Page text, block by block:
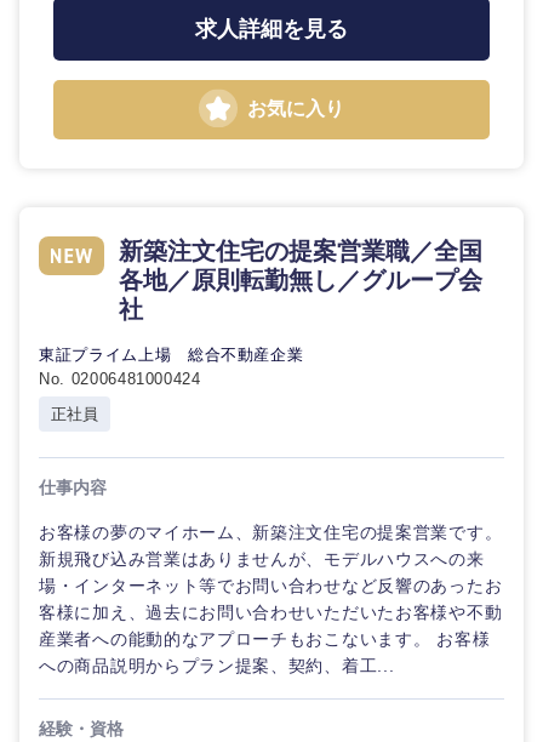
求人詳細を見る
お気に入り
新築注文住宅の提案営業職／全国
各地／原則転勤無し／グループ会
社
東証プライム上場 総合不動産企業
No. 02006481000424
正社員
仕事内容
お客様の夢のマイホーム、新築注文住宅の提案営業です。
新規飛び込み営業はありませんが、モデルハウスへの来
場・インターネット等でお問い合わせなど反響のあったお
客様に加え、過去にお問い合わせいただいたお客様や不動
産業者への能動的なアプローチもおこないます。 お客様
への商品説明からプラン提案、契約、着工...
経験・資格